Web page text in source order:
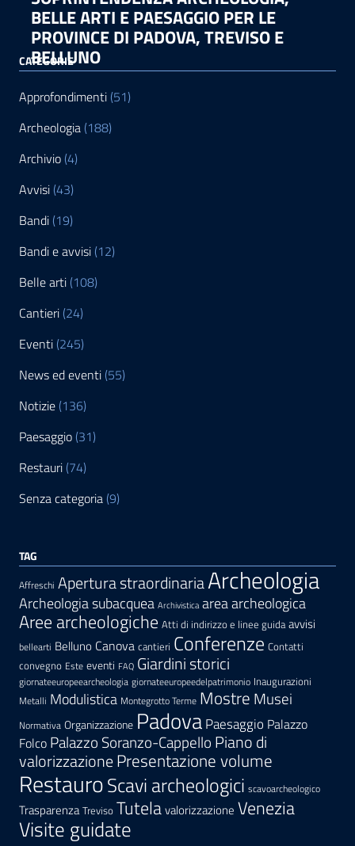
BELLE ARTI E PAESAGGIO PER LE
PROVINCE DI PADOVA, TREVISO E
BELLUNO
CATEGORIE
Approfondimenti (51)
Archeologia (188)
Archivio (4)
Avvisi (43)
Bandi (19)
Bandi e avvisi (12)
Belle arti (108)
Cantieri (24)
Eventi (245)
News ed eventi (55)
Notizie (136)
Paesaggio (31)
Restauri (74)
Senza categoria (9)
TAG
Affreschi Apertura straordinariaArcheologia
Archeologia subacquea Archivistica area archeologica
Aree archeologiche Atti di indirizzo e linee guida avvisi
bellearti Belluno Canova cantieri Conferenze Contatti
convegno Este eventi FAQ Giardini storici
giornateeuropeearcheologia giornateeuropeedelpatrimonio Inaugurazioni
Metalli Modulistica Montegrotto Terme Mostre Musei
Normativa Organizzazione PadovaPaesaggio Palazzo
Folco Palazzo Soranzo-Cappello Piano di
valorizzazionePresentazione volume
RestauroScavi archeologici scavoarcheologico
Trasparenza Treviso Tutelavalorizzazione Venezia
Visite guidate